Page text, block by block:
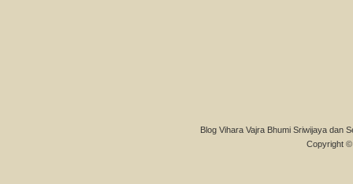
Blog Vihara Vajra Bhumi Sriwijaya dan
Copyright ©